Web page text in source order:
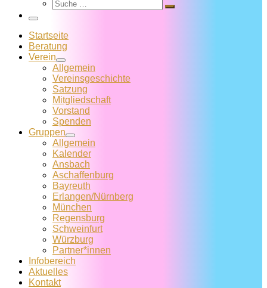
Suche
Suche
Menü
Startseite
Beratung
Verein
Allgemein
Vereins­geschichte
Satzung
Mitglied­schaft
Vorstand
Spenden
Gruppen
Allgemein
Kalender
Ansbach
Aschaffenburg
Bayreuth
Erlangen/Nürnberg
München
Regensburg
Schweinfurt
Würzburg
Partner*innen
Infobereich
Aktuelles
Kontakt